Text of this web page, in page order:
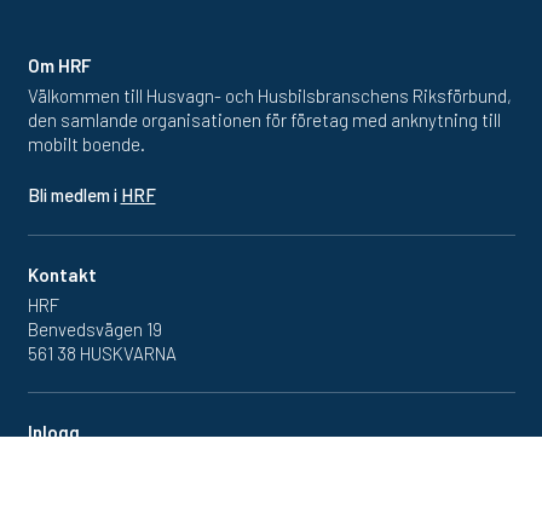
Om HRF
Välkommen till Husvagn- och Husbilsbranschens Riksförbund,
den samlande organisationen för företag med anknytning till
mobilt boende.
Bli medlem i HRF
Kontakt
HRF
Benvedsvägen 19
561 38 HUSKVARNA
Inlogg